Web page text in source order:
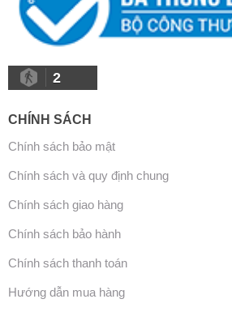
2
CHÍNH SÁCH
Chính sách bảo mật
Chính sách và quy định chung
Chính sách giao hàng
Chính sách bảo hành
Chính sách thanh toán
Hướng dẫn mua hàng